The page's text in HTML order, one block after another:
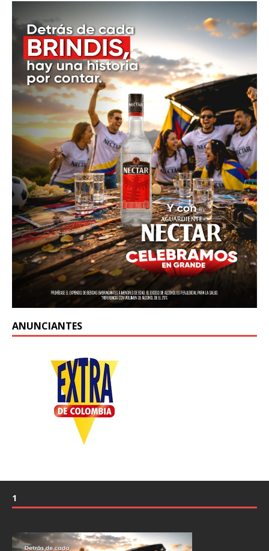
ANUNCIANTES
1